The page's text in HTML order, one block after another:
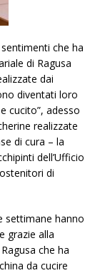
che ha
di Ragusa
dai
diventati loro
cucito”, adesso
realizzate
di cura – la
dell’Ufficio
di
settimane hanno
grazie alla
che ha
da cucire